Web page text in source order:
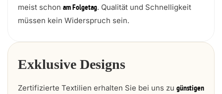
meist schon am Folgetag. Qualität und Schnelligkeit
müssen kein Widerspruch sein.
Exklusive Designs
Zertifizierte Textilien erhalten Sie bei uns zu günstigen